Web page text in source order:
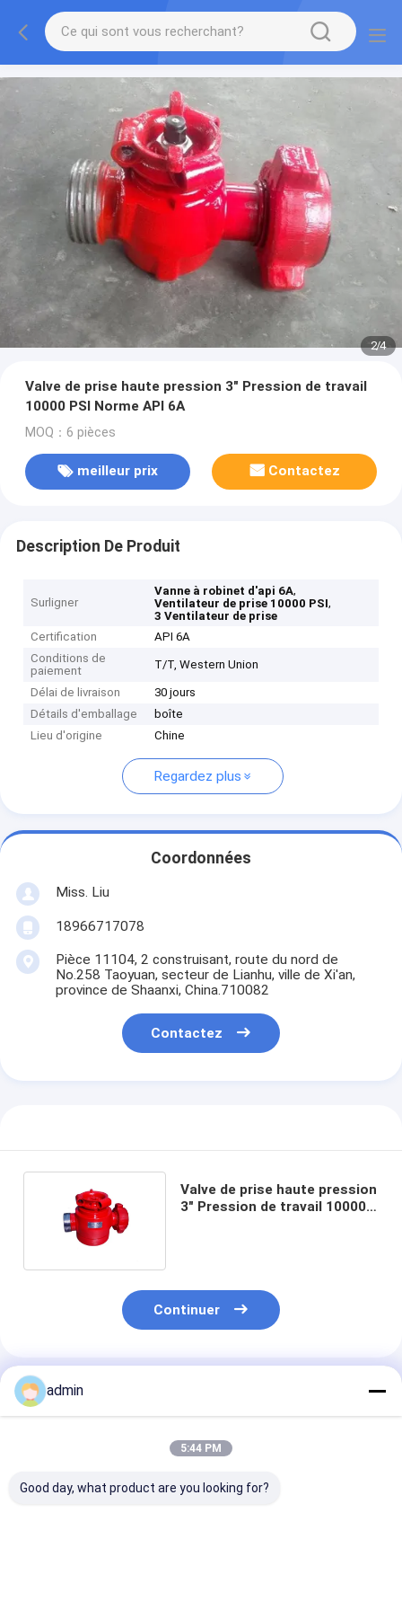
2/4
Valve de prise haute pression 3" Pression de travail
10000 PSI Norme API 6A
MOQ：6 pièces
meilleur prix Contactez
Description De Produit
Surligner
Vanne à robinet d'api 6A,
Ventilateur de prise 10000 PSI,
3 Ventilateur de prise
Certification
API 6A
Conditions de
paiement
T/T, Western Union
Délai de livraison
30 jours
Détails d'emballage
boîte
Lieu d'origine
Chine
Regardez plus
Coordonnées
Miss. Liu
18966717078
Pièce 11104, 2 construisant, route du nord de
No.258 Taoyuan, secteur de Lianhu, ville de Xi'an,
province de Shaanxi, China.710082
Contactez
Valve de prise haute pression
3" Pression de travail 10000
Continuer
Produits Recommandés
admin
5:44 PM
Good day, what product are you looking for?